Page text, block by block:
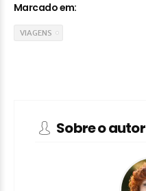
Marcado em:
VIAGENS
Sobre o autor